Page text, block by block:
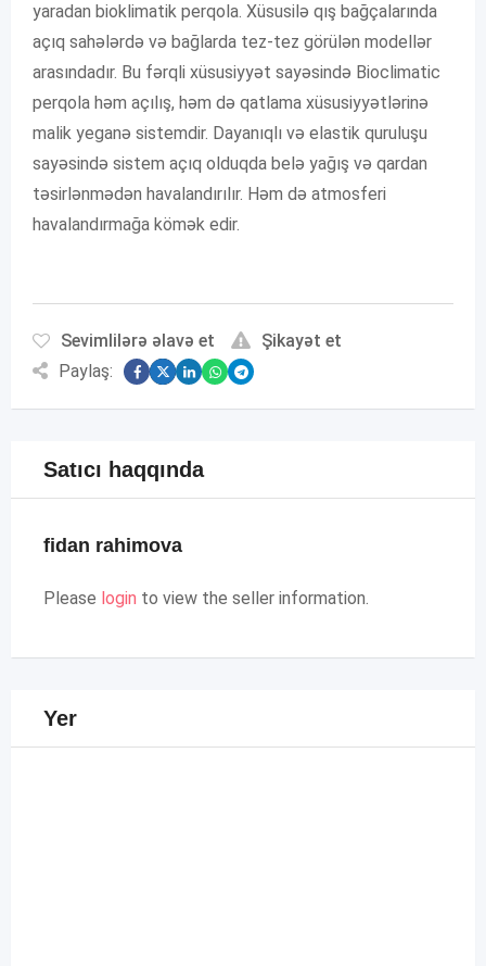
yaradan bioklimatik perqola. Xüsusilə qış bağçalarında
açıq sahələrdə və bağlarda tez-tez görülən modellər
arasındadır. Bu fərqli xüsusiyyət sayəsində Bioclimatic
perqola həm açılış, həm də qatlama xüsusiyyətlərinə
malik yeganə sistemdir. Dayanıqlı və elastik quruluşu
sayəsində sistem açıq olduqda belə yağış və qardan
təsirlənmədən havalandırılır. Həm də atmosferi
havalandırmağa kömək edir.
Sevimlilərə əlavə et
Şikayət et
Paylaş:
Satıcı haqqında
fidan rahimova
Please login to view the seller information.
Yer